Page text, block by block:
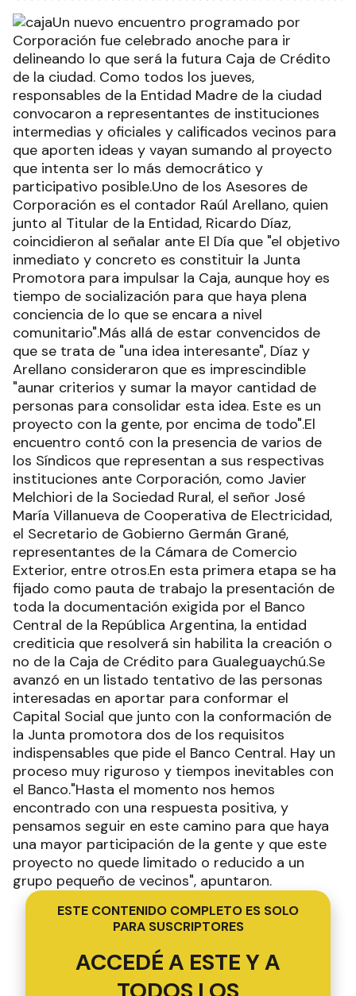
Un nuevo encuentro programado por
Corporación fue celebrado anoche para ir
delineando lo que será la futura Caja de Crédito
de la ciudad. Como todos los jueves,
responsables de la Entidad Madre de la ciudad
convocaron a representantes de instituciones
intermedias y oficiales y calificados vecinos para
que aporten ideas y vayan sumando al proyecto
que intenta ser lo más democrático y
participativo posible.Uno de los Asesores de
Corporación es el contador Raúl Arellano, quien
junto al Titular de la Entidad, Ricardo Díaz,
coincidieron al señalar ante El Día que "el objetivo
inmediato y concreto es constituir la Junta
Promotora para impulsar la Caja, aunque hoy es
tiempo de socialización para que haya plena
conciencia de lo que se encara a nivel
comunitario".Más allá de estar convencidos de
que se trata de "una idea interesante", Díaz y
Arellano consideraron que es imprescindible
"aunar criterios y sumar la mayor cantidad de
personas para consolidar esta idea. Este es un
proyecto con la gente, por encima de todo".El
encuentro contó con la presencia de varios de
los Síndicos que representan a sus respectivas
instituciones ante Corporación, como Javier
Melchiori de la Sociedad Rural, el señor José
María Villanueva de Cooperativa de Electricidad,
el Secretario de Gobierno Germán Grané,
representantes de la Cámara de Comercio
Exterior, entre otros.En esta primera etapa se ha
fijado como pauta de trabajo la presentación de
toda la documentación exigida por el Banco
Central de la República Argentina, la entidad
crediticia que resolverá sin habilita la creación o
no de la Caja de Crédito para Gualeguaychú.Se
avanzó en un listado tentativo de las personas
interesadas en aportar para conformar el
Capital Social que junto con la conformación de
la Junta promotora dos de los requisitos
indispensables que pide el Banco Central. Hay un
proceso muy riguroso y tiempos inevitables con
el Banco."Hasta el momento nos hemos
encontrado con una respuesta positiva, y
pensamos seguir en este camino para que haya
una mayor participación de la gente y que este
proyecto no quede limitado o reducido a un
grupo pequeño de vecinos", apuntaron.
ESTE CONTENIDO COMPLETO ES SOLO
PARA SUSCRIPTORES
ACCEDÉ A ESTE Y A